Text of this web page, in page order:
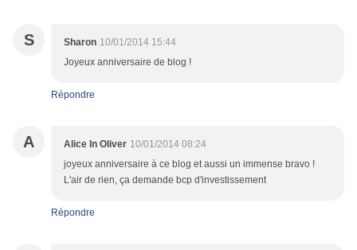
S Sharon 10/01/2014 15:44
Joyeux anniversaire de blog !
Répondre
A Alice In Oliver 10/01/2014 08:24
joyeux anniversaire à ce blog et aussi un immense bravo !
L'air de rien, ça demande bcp d'investissement
Répondre